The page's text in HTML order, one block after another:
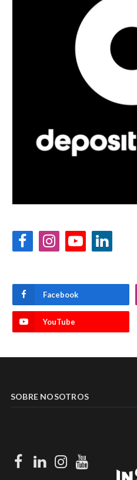
FacebookInstagramYouTubeLinkedIn
Facebook
YouTube
SOBRE NOSOTROS
Facebook
LinkedIn
Instagram
Youtube